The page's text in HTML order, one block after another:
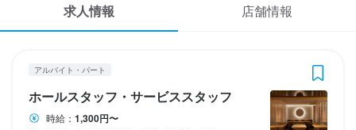
応募履歴
ヘルプ・お問い合わせフォーム
求人情報 店舗情報
アルバイト・パート
ホールスタッフ・サービススタッフ
時給： 1,300円〜
アルバイト・パート 地球星
ホールスタッフ・サービススタッフ